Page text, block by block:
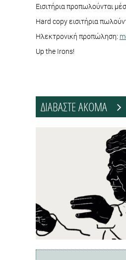
Εισιτήρια προπωλούνται
Hard copy εισιτήρια
Ηλεκτρονική προπώληση:
Up the Irons!
ΔΙΑΒΑΣΤΕ ΑΚΟΜΑ